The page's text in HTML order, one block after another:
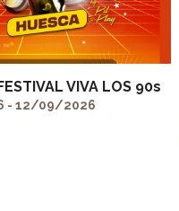
VIVA LOS 90s
- 12/09/2026